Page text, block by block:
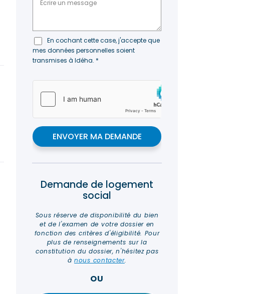
O
N
E
*
S
S
A
G
E
R
G
D
En cochant cette case, j'accepte que
mes données personnelles soient
transmises à Idéha. *
ENVOYER MA DEMANDE
Demande de logement
social
Sous réserve de disponibilité du bien
et de l'examen de votre dossier en
fonction des critères d'éligibilité. Pour
plus de renseignements sur la
constitution du dossier, n'hésitez pas
ànous contacter.
OU